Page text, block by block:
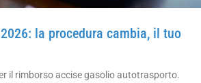
la procedura cambia, il tuo
il rimborso accise gasolio autotrasporto.